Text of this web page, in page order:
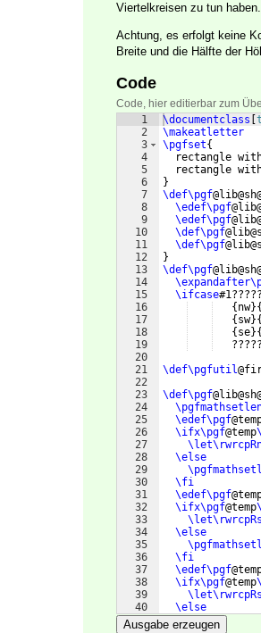
Viertelkreisen zu tun
Achtung, es erfolgt keine
Breite und die Hälfte der
Code
Code, hier editierbar zum
1
2
3
4
5
6
7
8
9
10
11
12
13
14
15
16
17
18
19
20
21
22
23
24
25
26
27
28
29
30
31
32
33
34
35
36
37
38
39
40
41
\documentclass
\makeatletter
\pgfset{
rectangle
rectangle
}
\def\pgf
\edef\pgf
\edef\pgf
\def\pgf
\def\pgf
}
\def\pgf
\ifcase
{ nw}{
{ sw}{
{ se}{
\def\pgfutil
\def\pgf
\edef\pgf
\ifx\pgf@temp
\else
\fi
\edef\pgf
\ifx\pgf@temp
\else
\fi
\edef\pgf
\ifx\pgf@temp
\else
Ausgabe erzeugen